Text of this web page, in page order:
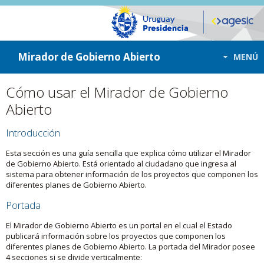
ir a contenido
ir al menú
Mirador de Gobierno Abierto MENÚ
Cómo usar el Mirador de Gobierno
Abierto
Introducción
Esta sección es una guía sencilla que explica cómo utilizar el Mirador
de Gobierno Abierto. Está orientado al ciudadano que ingresa al
sistema para obtener información de los proyectos que componen los
diferentes planes de Gobierno Abierto.
Portada
El Mirador de Gobierno Abierto es un portal en el cual el Estado
publicará información sobre los proyectos que componen los
diferentes planes de Gobierno Abierto. La portada del Mirador posee
4 secciones si se divide verticalmente: